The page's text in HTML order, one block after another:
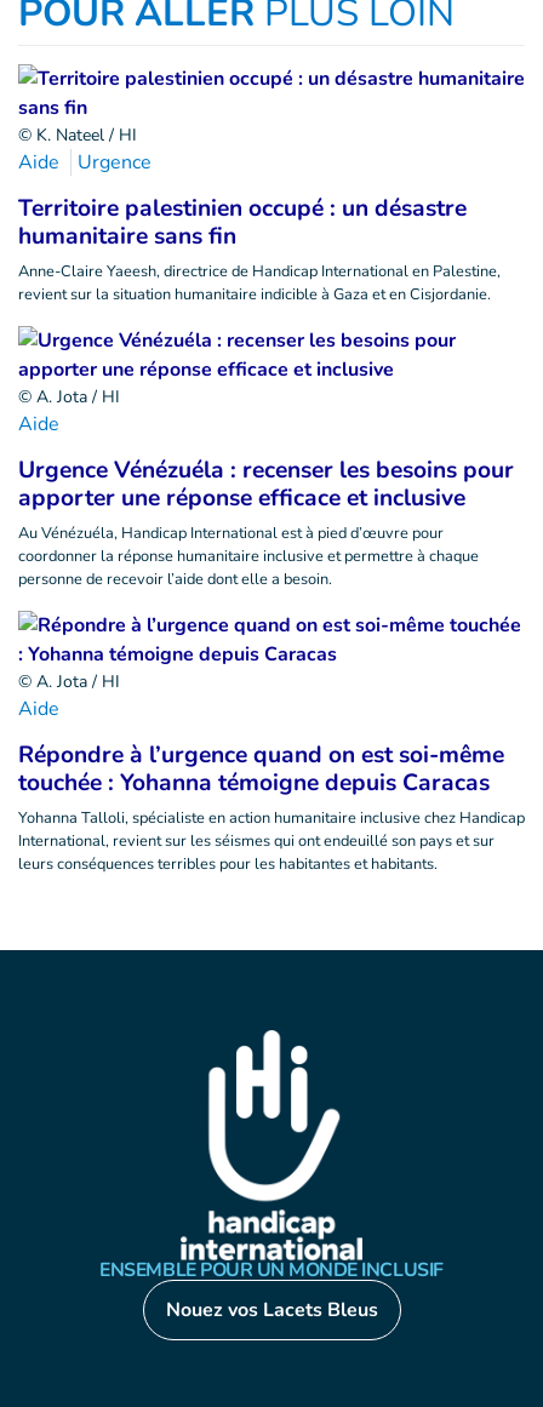
POUR ALLER PLUS LOIN
© K. Nateel / HI
Aide Urgence
Territoire palestinien occupé : un désastre
humanitaire sans fin
Anne-Claire Yaeesh, directrice de Handicap International en Palestine,
revient sur la situation humanitaire indicible à Gaza et en Cisjordanie.
© A. Jota / HI
Aide
Urgence Vénézuéla : recenser les besoins pour
apporter une réponse efficace et inclusive
Au Vénézuéla, Handicap International est à pied d’œuvre pour
coordonner la réponse humanitaire inclusive et permettre à chaque
personne de recevoir l’aide dont elle a besoin.
© A. Jota / HI
Aide
Répondre à l’urgence quand on est soi-même
touchée : Yohanna témoigne depuis Caracas
Yohanna Talloli, spécialiste en action humanitaire inclusive chez Handicap
International, revient sur les séismes qui ont endeuillé son pays et sur
leurs conséquences terribles pour les habitantes et habitants.
ENSEMBLE POUR UN MONDE INCLUSIF
Nouez vos Lacets Bleus